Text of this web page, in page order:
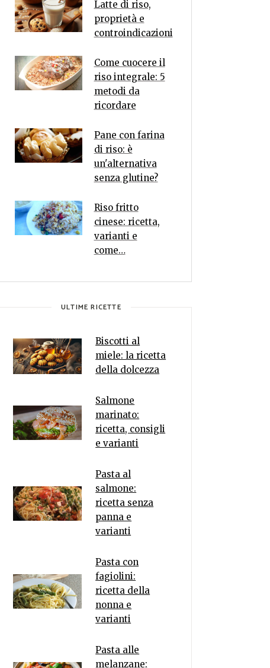
Latte di riso,
proprietà e
controindicazioni
Come cuocere il
riso integrale: 5
metodi da
ricordare
Pane con farina
di riso: è
un'alternativa
senza glutine?
Riso fritto
cinese: ricetta,
varianti e
come…
ULTIME RICETTE
Biscotti al
miele: la ricetta
della dolcezza
Salmone
marinato:
ricetta, consigli
e varianti
Pasta al
salmone:
ricetta senza
panna e
varianti
Pasta con
fagiolini:
ricetta della
nonna e
varianti
Pasta alle
melanzane: